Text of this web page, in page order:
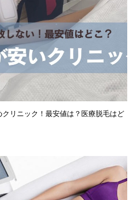
リニック！最安値は？医療脱毛はど